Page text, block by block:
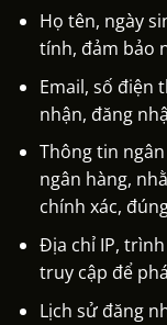
Họ tên, ngày
tính, đảm bảo
Email, số điện
nhận, đăng
Thông tin
ngân hàng,
chính xác,
Địa chỉ IP,
truy cập để
Lịch sử đăng